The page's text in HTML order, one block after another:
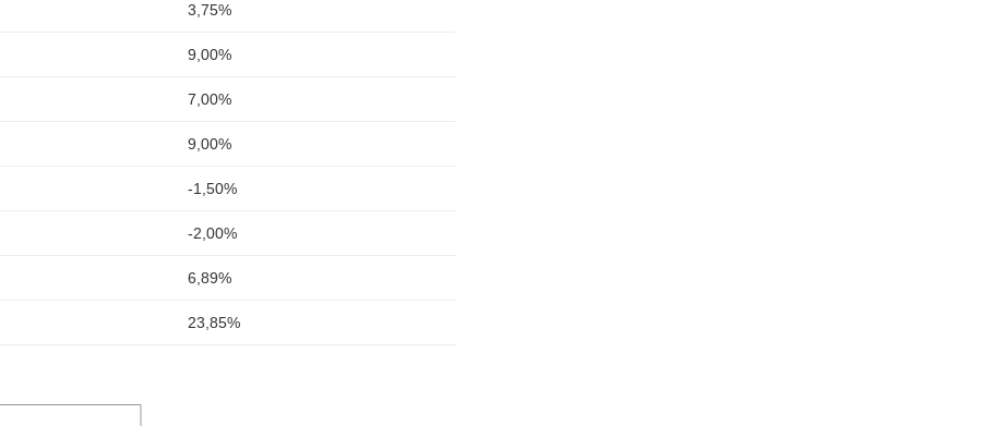
3,75%
9,00%
7,00%
9,00%
-1,50%
-2,00%
6,89%
23,85%